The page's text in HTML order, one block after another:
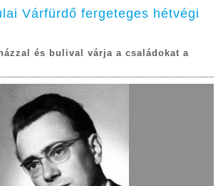
Várfürdő fergeteges hétvégi
és bulival várja a családokat a